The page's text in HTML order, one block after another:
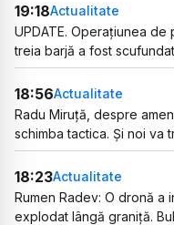
19:18Actualitate
UPDATE. Operațiunea de
treia barjă a fost
18:56Actualitate
Radu Miruță, despre
schimba tactica. Și noi va
18:23Actualitate
Rumen Radev: O dronă a
explodat lângă graniță.